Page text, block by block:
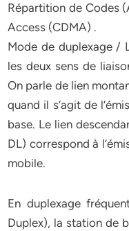
Répartition de Codes
Access (CDMA) .
Mode de duplexage /
les deux sens de
On parle de lien
quand il s’agit de
base. Le lien
DL) correspond à
mobile.
En duplexage
Duplex), la station de